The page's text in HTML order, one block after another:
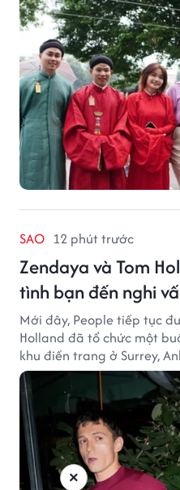
SAO 12 phút trước
Zendaya và Tom
tình bạn đến nghi
Mới đây, People tiếp tục
Holland đã tổ chức một
khu điền trang ở Surrey,
×